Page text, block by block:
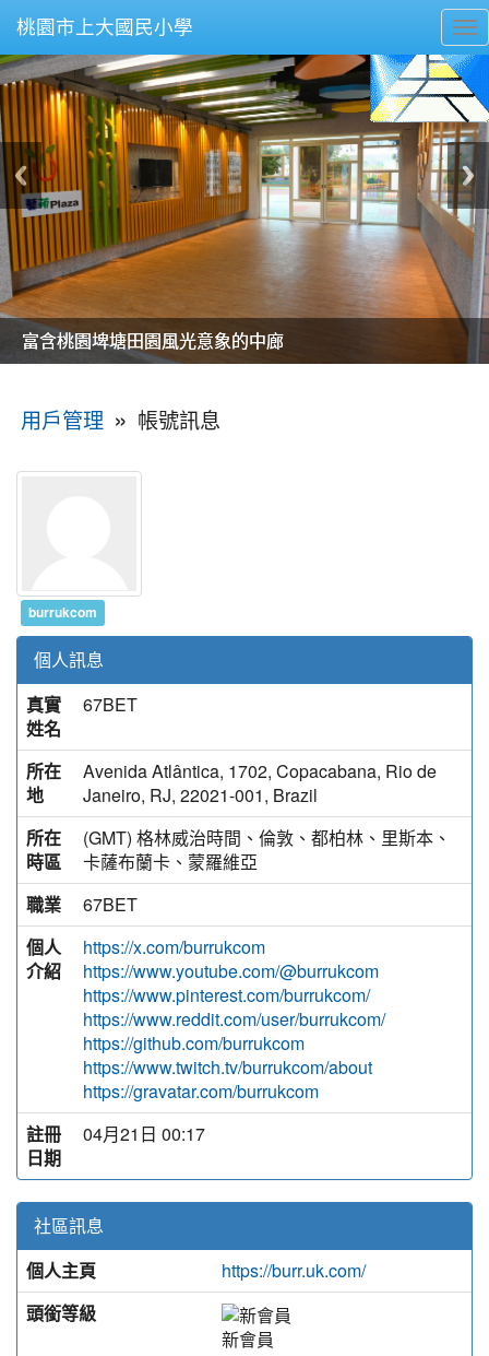
桃園市上大國民小學
美麗的操場是我們活力的來源
美麗的操場是我們活力的來源
煥然一新的小司令台
煥然一新的小司令台
富含桃園埤塘田園風光意象的中廊
富含桃園埤塘田園風光意象的中廊
嶄新的中庭廣場
嶄新的中庭廣場
水生池生生不息
水生池生生不息
用戶管理 » 帳號訊息
burrukcom
個人訊息
真實
姓名
67BET
所在
地
Avenida Atlântica, 1702, Copacabana, Rio de
Janeiro, RJ, 22021-001, Brazil
所在
時區
(GMT) 格林威治時間、倫敦、都柏林、里斯本、
卡薩布蘭卡、蒙羅維亞
職業
67BET
個人
介紹
https://x.com/burrukcom
https://www.youtube.com/@burrukcom
https://www.pinterest.com/burrukcom/
https://www.reddit.com/user/burrukcom/
https://github.com/burrukcom
https://www.twitch.tv/burrukcom/about
https://gravatar.com/burrukcom
註冊
日期
04月21日 00:17
社區訊息
個人主頁
https://burr.uk.com/
頭銜等級
新會員